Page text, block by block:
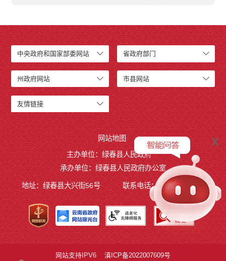
中央政府和国家部委网站 省政府部门
州政府网站 市县网站
友情链接
x
网站地图
主办单位：绿春县人民政府
承办单位：绿春县人民政府办公室
地址：绿春县大兴街56号 联系电话：0873-4221495
网站支持IPV6 滇ICP备2022007609号